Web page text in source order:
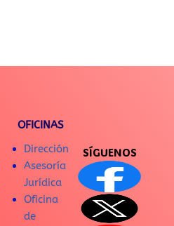
OFICINAS
Dirección
Asesoría
Jurídica
Oficina
de
SÍGUENOS